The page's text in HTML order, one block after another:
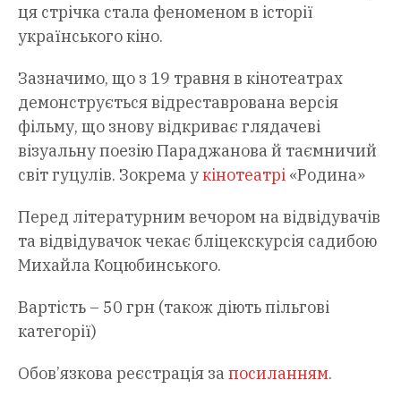
ця стрічка стала феноменом в історії
українського кіно.
Зазначимо, що з 19 травня в кінотеатрах
демонструється відреставрована версія
фільму, що знову відкриває глядачеві
візуальну поезію Параджанова й таємничий
світ гуцулів. Зокрема укінотеатрі «Родина»
Перед літературним вечором на відвідувачів
та відвідувачок чекає бліцекскурсія садибою
Михайла Коцюбинського.
Вартість – 50 грн (також діють пільгові
категорії)
Обов’язкова реєстрація запосиланням.